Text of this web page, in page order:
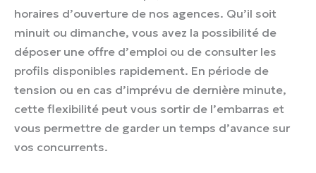
horaires d’ouverture de nos agences. Qu’il soit
minuit ou dimanche, vous avez la possibilité de
déposer une offre d’emploi ou de consulter les
profils disponibles rapidement. En période de
tension ou en cas d’imprévu de dernière minute,
cette flexibilité peut vous sortir de l’embarras et
vous permettre de garder un temps d’avance sur
vos concurrents.